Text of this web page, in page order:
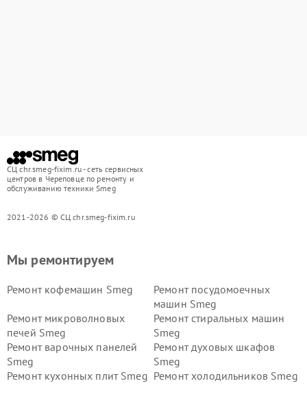
СЦ chr.smeg-fixim.ru - сеть сервисных
центров в Череповце по ремонту и
обслуживанию техники Smeg
2021-2026 © СЦ chr.smeg-fixim.ru
Мы ремонтируем
Ремонт кофемашин Smeg
Ремонт посудомоечных
машин Smeg
Ремонт микроволновых
печей Smeg
Ремонт стиральных машин
Smeg
Ремонт варочных панелей
Smeg
Ремонт духовых шкафов
Smeg
Ремонт кухонных плит Smeg Ремонт холодильников Smeg